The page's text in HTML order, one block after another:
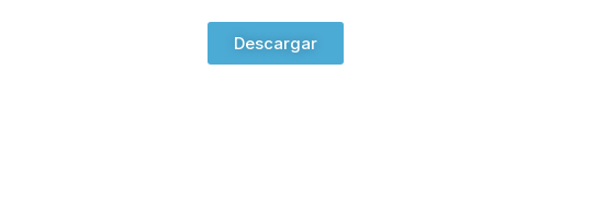
Descargar